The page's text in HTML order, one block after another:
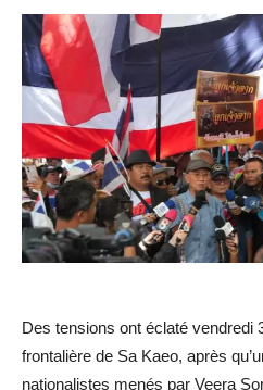
Des tensions ont éclaté vendredi
frontalière de Sa Kaeo, après
nationalistes menés par Veera